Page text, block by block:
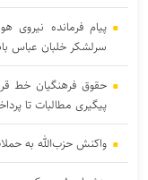
پیام فرمانده
سرلشکر خلبان عباس
حقوق فرهنگیان خط
پیگیری مطالبات تا
واکنش حزب‌الله به